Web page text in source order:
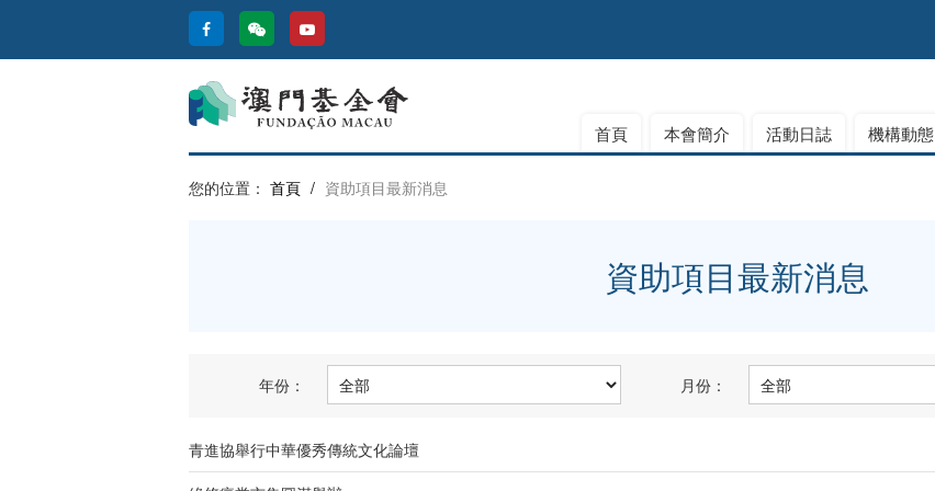
首頁 本會簡介 活動日誌 機構動態
您的位置： 首頁 / 資助項目最新消息
資助項目最新消息
年份： 月份：
青進協舉行中華優秀傳統文化論壇